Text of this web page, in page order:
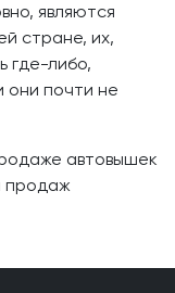
являются
стране, их,
где-либо,
они почти не
автовышек
продаж